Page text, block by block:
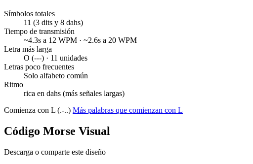
Símbolos totales
11 (3 dits y 8 dahs)
Tiempo de transmisión
~4.3s a 12 WPM · ~2.6s a 20 WPM
Letra más larga
O (---) · 11 unidades
Letras poco frecuentes
Solo alfabeto común
Ritmo
rica en dahs (más señales largas)
Comienza con L (.-..) Más palabras que comienzan con L
Código Morse Visual
Descarga o comparte este diseño